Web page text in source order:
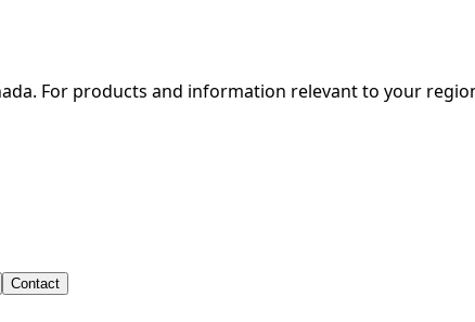
For products and information relevant to your
Contact